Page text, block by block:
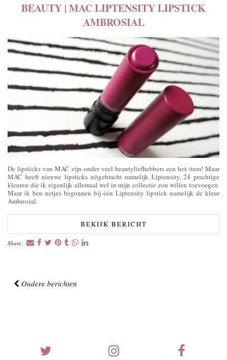
BEAUTY | MAC LIPTENSITY LIPSTICK
AMBROSIAL
De lipsticks van MAC zijn onder veel beautyliefhebbers een hot item! Maar
MAC heeft nieuwe lipsticks uitgebracht namelijk Liptensity, 24 prachtige
kleuren die ik eigenlijk allemaal wel in mijn collectie zou willen toevoegen.
Maar ik ben netjes begonnen bij één Liptensity lipstick namelijk de kleur
Ambrosial.
BEKIJK BERICHT
Share:
Oudere berichten